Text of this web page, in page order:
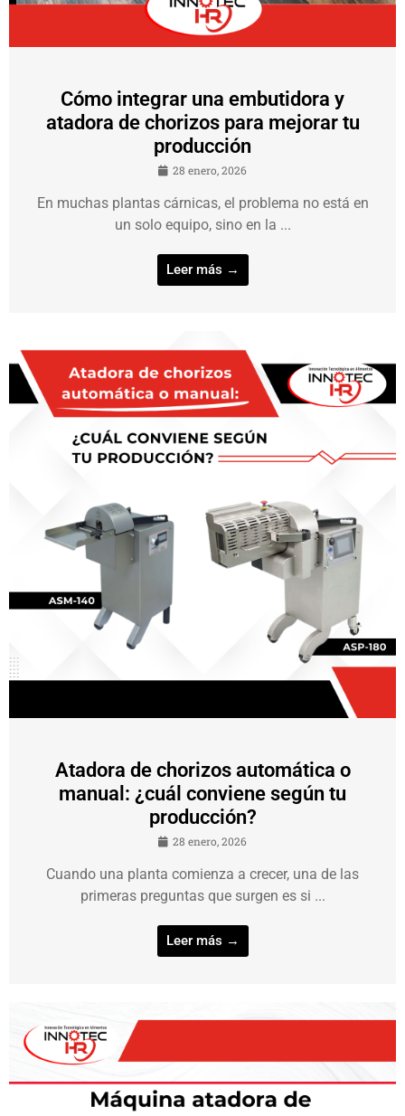
Cómo integrar una embutidora y
atadora de chorizos para mejorar tu
producción
28 enero, 2026
En muchas plantas cárnicas, el problema no está en
un solo equipo, sino en la ...
Leer más →
Atadora de chorizos automática o
manual: ¿cuál conviene según tu
producción?
28 enero, 2026
Cuando una planta comienza a crecer, una de las
primeras preguntas que surgen es si ...
Leer más →